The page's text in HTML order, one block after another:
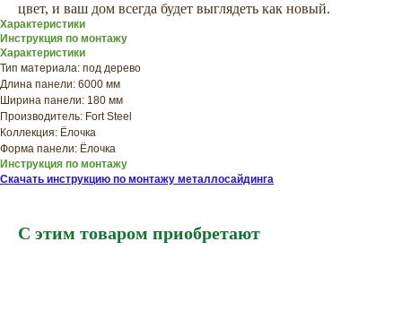
цвет, и ваш дом всегда будет выглядеть как новый.
Характеристики
Инструкция по монтажу
Характеристики
Тип материала: под дерево
Длина панели: 6000 мм
Ширина панели: 180 мм
Производитель: Fort Steel
Коллекция: Ёлочка
Форма панели: Ёлочка
Инструкция по монтажу
Скачать инструкцию по монтажу металлосайдинга
С этим товаром приобретают
ХОТИТЕ
ПРИЦЕНИТЬСЯ?
Узнайте примерную
стоимость фасада
прямо сейчас